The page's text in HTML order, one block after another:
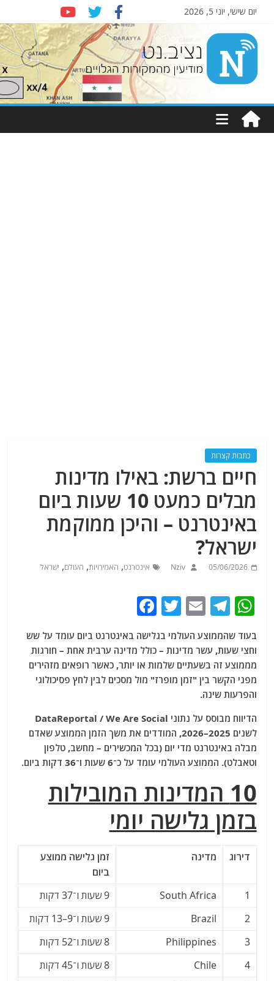
יום שישי, יוני 5, 2026
Nziv.net
מודיעין
מהמקורות
כתבות קצרות
חיים ברשת: באילו מדינות
מבלים כמעט 10 שעות ביום
באינטרנט – והיכן ממוקמת
ישראל?
05/06/2026
Nziv אינטרנט, האמירויות, העולם, ישראל
W
at
s
A
p
p
T
e
g
ra
m
E
m
ai
l
T
w
itt
er
c
e
b
o
k
בעוד שהממוצע העולמי בגלישה באינטרנט ביום עומד על שש
וחצי שעות, עשר מדינות – כולל מדינה ערבית אחת – חורגות
מממוצע זה בשעתיים שלמות או יותר, כאשר רופאים מזהירים
מפני הקשר בין "זמן מופרז" מול מסכים לבין לחץ פסיכולוגי
והפרעות שינה.
הדיווח מבוסס על נתוני DataReportal / We Are Social
לשנים 2025–2026, המודדים את משך הזמן הממוצע שאדם
מבלה באינטרנט מדי יום (בכל המכשירים – מחשב, טלפון
וטאבלט). הממוצע העולמי עומד על כ־6 שעות ו־36 דקות ביום.
10 המדינות המובילות
בזמן גלישה יומי
דירוג מדינה
זמן גלישה ממוצע
ביום
1
South Africa
9 שעות ו־37 דקות
2
Brazil
9 שעות ו־9–13 דקות
3
Philippines
8 שעות ו־52 דקות
4
Chile
8 שעות ו־45 דקות